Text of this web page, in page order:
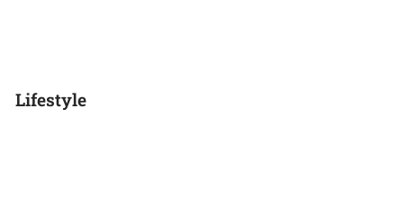
Lifestyle